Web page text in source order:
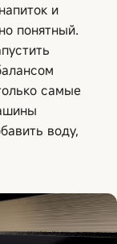
и
понятный.
самые
воду,